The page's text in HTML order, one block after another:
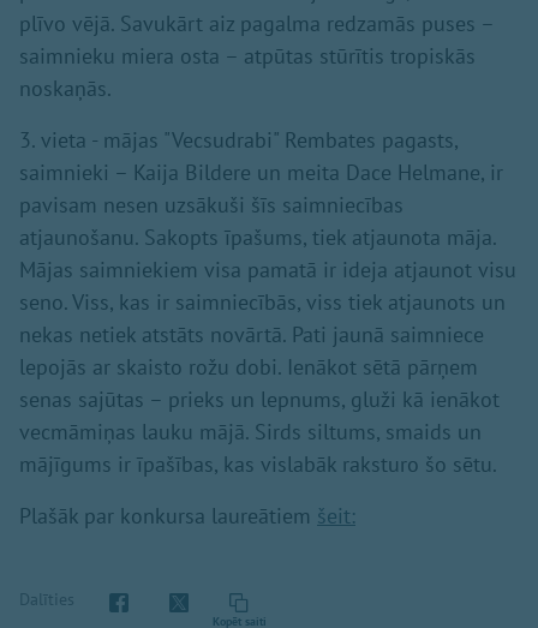
plīvo vējā. Savukārt aiz pagalma redzamās puses –
saimnieku miera osta – atpūtas stūrītis tropiskās
noskaņās.
3. vieta - mājas "Vecsudrabi" Rembates pagasts,
saimnieki – Kaija Bildere un meita Dace Helmane, ir
pavisam nesen uzsākuši šīs saimniecības
atjaunošanu. Sakopts īpašums, tiek atjaunota māja.
Mājas saimniekiem visa pamatā ir ideja atjaunot visu
seno. Viss, kas ir saimniecībās, viss tiek atjaunots un
nekas netiek atstāts novārtā. Pati jaunā saimniece
lepojās ar skaisto rožu dobi. Ienākot sētā pārņem
senas sajūtas – prieks un lepnums, gluži kā ienākot
vecmāmiņas lauku mājā. Sirds siltums, smaids un
mājīgums ir īpašības, kas vislabāk raksturo šo sētu.
Plašāk par konkursa laureātiem šeit:
Dalīties
Kopēt saiti